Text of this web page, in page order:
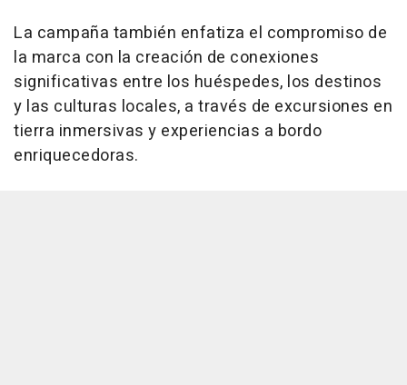
La campaña también enfatiza el compromiso de
la marca con la creación de conexiones
significativas entre los huéspedes, los destinos
y las culturas locales, a través de excursiones en
tierra inmersivas y experiencias a bordo
enriquecedoras.